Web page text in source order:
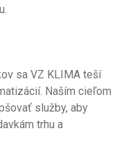
sa VZ KLIMA teší
Naším cieľom
služby, aby
trhu a